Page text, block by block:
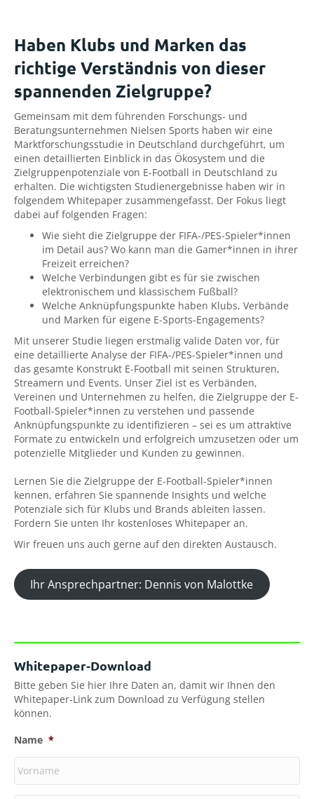
Haben Klubs und Marken das
richtige Verständnis von dieser
spannenden Zielgruppe?
Gemeinsam mit dem führenden Forschungs- und
Beratungsunternehmen Nielsen Sports haben wir eine
Marktforschungsstudie in Deutschland durchgeführt, um
einen detaillierten Einblick in das Ökosystem und die
Zielgruppenpotenziale von E-Football in Deutschland zu
erhalten. Die wichtigsten Studienergebnisse haben wir in
folgendem Whitepaper zusammengefasst. Der Fokus liegt
dabei auf folgenden Fragen:
Wie sieht die Zielgruppe der FIFA-/PES-Spieler*innen
im Detail aus? Wo kann man die Gamer*innen in ihrer
Freizeit erreichen?
Welche Verbindungen gibt es für sie zwischen
elektronischem und klassischem Fußball?
Welche Anknüpfungspunkte haben Klubs, Verbände
und Marken für eigene E-Sports-Engagements?
Mit unserer Studie liegen erstmalig valide Daten vor, für
eine detaillierte Analyse der FIFA-/PES-Spieler*innen und
das gesamte Konstrukt E-Football mit seinen Strukturen,
Streamern und Events. Unser Ziel ist es Verbänden,
Vereinen und Unternehmen zu helfen, die Zielgruppe der E-
Football-Spieler*innen zu verstehen und passende
Anknüpfungspunkte zu identifizieren – sei es um attraktive
Formate zu entwickeln und erfolgreich umzusetzen oder um
potenzielle Mitglieder und Kunden zu gewinnen.
Lernen Sie die Zielgruppe der E-Football-Spieler*innen
kennen, erfahren Sie spannende Insights und welche
Potenziale sich für Klubs und Brands ableiten lassen.
Fordern Sie unten Ihr kostenloses Whitepaper an.
Wir freuen uns auch gerne auf den direkten Austausch.
Ihr Ansprechpartner: Dennis von Malottke
Whitepaper-Download
Bitte geben Sie hier Ihre Daten an, damit wir Ihnen den
Whitepaper-Link zum Download zu Verfügung stellen
können.
Name *